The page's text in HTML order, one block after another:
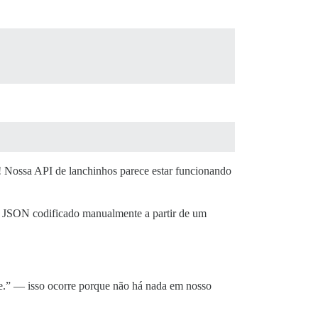
API de lanchinhos parece estar funcionando
codificado manualmente a partir de um
— isso ocorre porque não há nada em nosso